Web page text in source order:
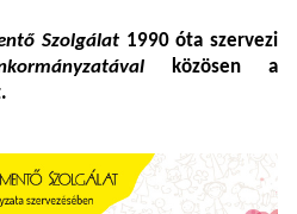
Szolgálat 1990 óta szervezi
közösen a